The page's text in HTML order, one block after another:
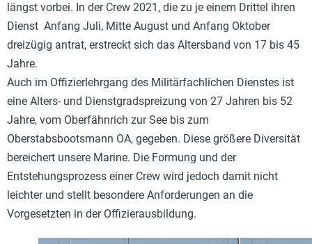
längst vorbei. In der Crew 2021, die zu je einem Drittel ihren
Dienst Anfang Juli, Mitte August und Anfang Oktober
dreizügig antrat, erstreckt sich das Altersband von 17 bis 45
Jahre.
Auch im Offizierlehrgang des Militärfachlichen Dienstes ist
eine Alters- und Dienstgradspreizung von 27 Jahren bis 52
Jahre, vom Oberfähnrich zur See bis zum
Oberstabsbootsmann OA, gegeben. Diese größere Diversität
bereichert unsere Marine. Die Formung und der
Entstehungsprozess einer Crew wird jedoch damit nicht
leichter und stellt besondere Anforderungen an die
Vorgesetzten in der Offizierausbildung.